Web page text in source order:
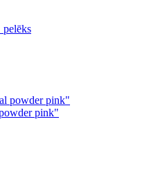
pelēks
pink"